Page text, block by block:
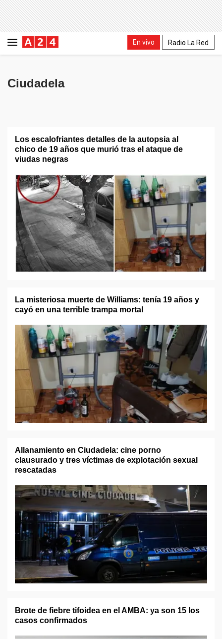
En vivo Radio La Red
Ciudadela
Los escalofriantes detalles de la autopsia al
chico de 19 años que murió tras el ataque de
viudas negras
La misteriosa muerte de Williams: tenía 19 años y
cayó en una terrible trampa mortal
Allanamiento en Ciudadela: cine porno
clausurado y tres víctimas de explotación sexual
rescatadas
Brote de fiebre tifoidea en el AMBA: ya son 15 los
casos confirmados